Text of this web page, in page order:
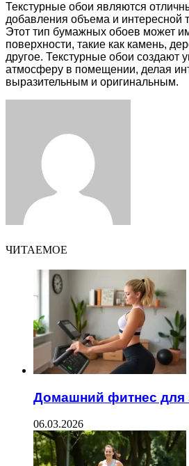
Текстурные обои являются
добавления объема и интересной
Этот тип бумажных обоев может
поверхности, такие как камень,
другое. Текстурные обои создают
атмосферу в помещении, делая
выразительным и оригинальным.
ЧИТАЕМОЕ
Домашний фитнес для
06.03.2026